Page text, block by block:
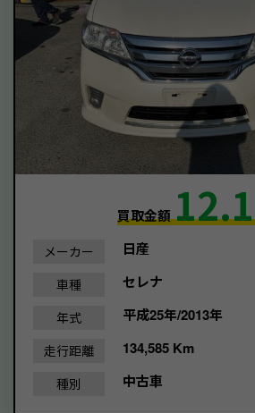
買取金額12.1
メーカー 日産
車種 セレナ
年式 平成25年/2013年
走行距離 134,585 Km
種別 中古車